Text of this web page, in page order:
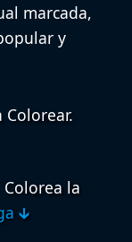
marcada,
y
la
🡳